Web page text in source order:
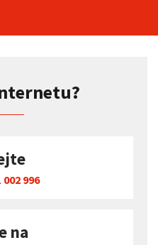
002 996
na